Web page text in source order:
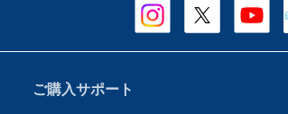
ご購入サポート